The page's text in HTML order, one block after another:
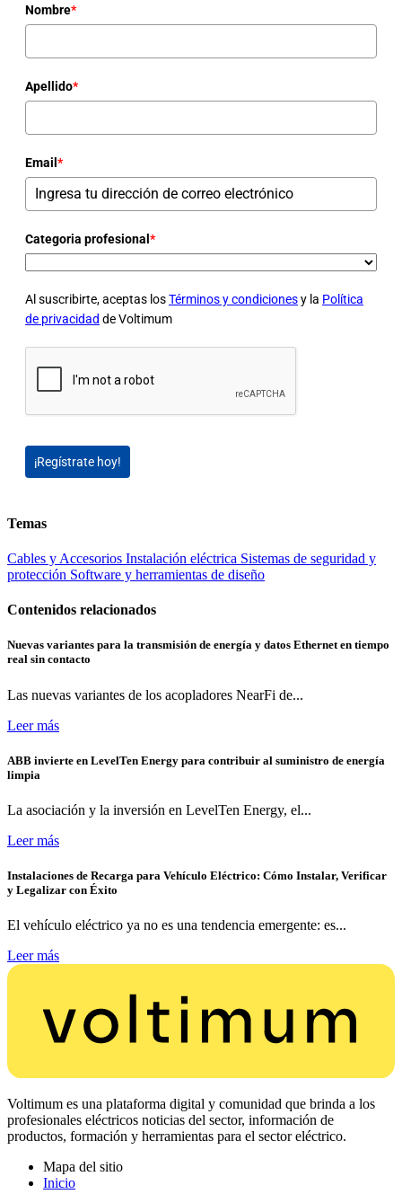
Nombre*
Apellido*
Email *
Categoria profesional *
Al suscribirte, aceptas losTérminos y condicionesy la Política
de privacidad de Voltimum
¡Regístrate hoy!
Temas
Cables y Accesorios Instalación eléctrica Sistemas de seguridad y
protección Software y herramientas de diseño
Contenidos relacionados
Nuevas variantes para la transmisión de energía y datos Ethernet en tiempo
real sin contacto
Las nuevas variantes de los acopladores NearFi de...
Leer más
ABB invierte en LevelTen Energy para contribuir al suministro de energía
limpia
La asociación y la inversión en LevelTen Energy, el...
Leer más
Instalaciones de Recarga para Vehículo Eléctrico: Cómo Instalar, Verificar
y Legalizar con Éxito
El vehículo eléctrico ya no es una tendencia emergente: es...
Leer más
Voltimum es una plataforma digital y comunidad que brinda a los
profesionales eléctricos noticias del sector, información de
productos, formación y herramientas para el sector eléctrico.
Mapa del sitio
Inicio